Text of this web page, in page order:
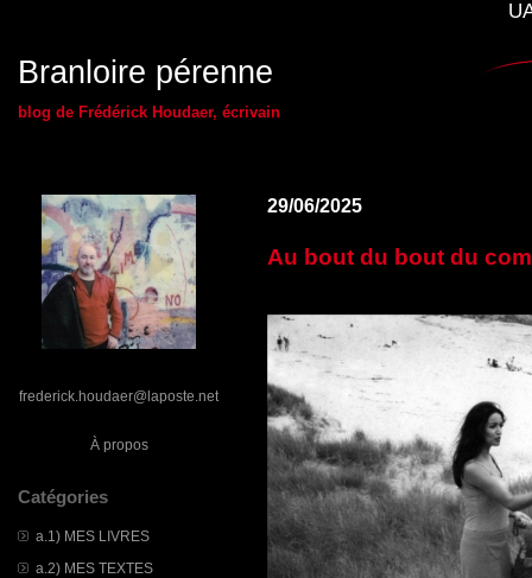
Branloire pérenne
blog de Frédérick Houdaer, écrivain
frederick.houdaer@laposte.net
À propos
Catégories
a.1) MES LIVRES
a.2) MES TEXTES
29/06/2025
Au bout du bout du